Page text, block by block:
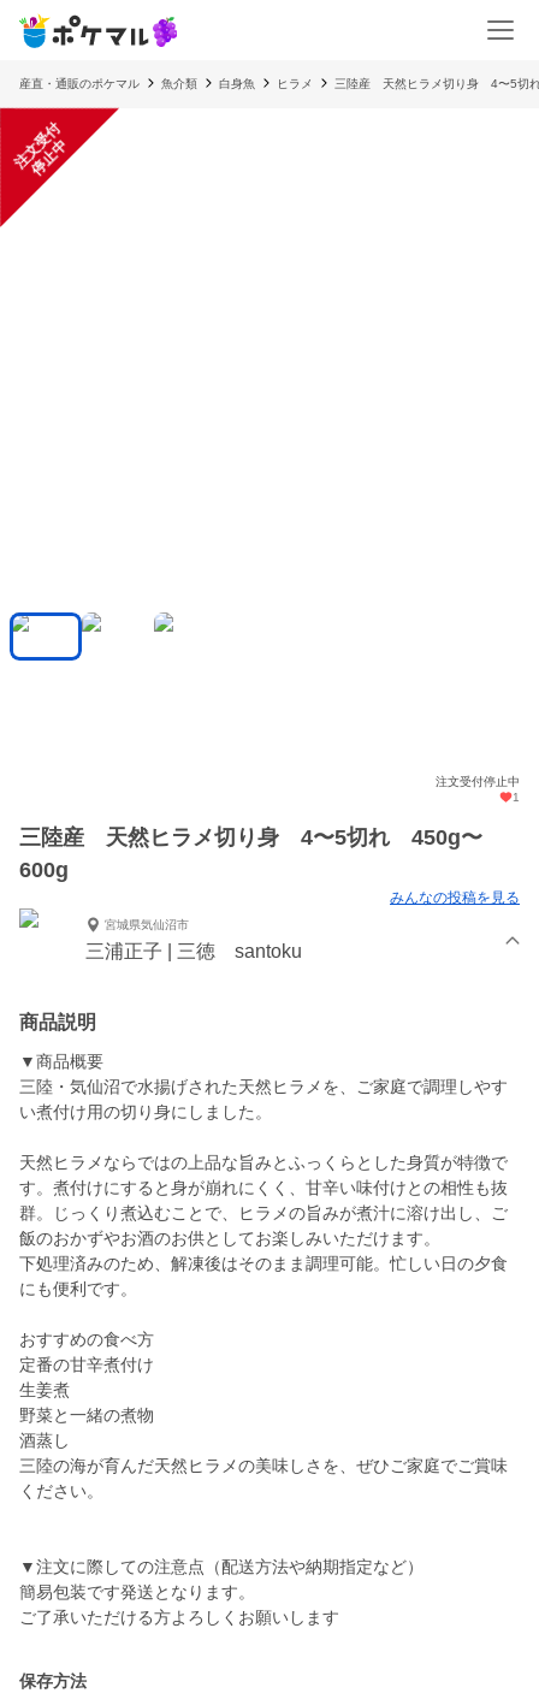
産直・通販のポケマル 魚介類 白身魚 ヒラメ 三陸産 天然ヒラメ切り身 4〜5切
注
文
受
付
停
止
中
注文受付停止中
1
三陸産 天然ヒラメ切り身 4〜5切れ 450g〜
600g
みんなの投稿を見る
宮城県気仙沼市
三浦正子 | 三徳 santoku
商品説明
▼商品概要
三陸・気仙沼で水揚げされた天然ヒラメを、ご家庭で調理しやす
い煮付け用の切り身にしました。
天然ヒラメならではの上品な旨みとふっくらとした身質が特徴で
す。煮付けにすると身が崩れにくく、甘辛い味付けとの相性も抜
群。じっくり煮込むことで、ヒラメの旨みが煮汁に溶け出し、ご
飯のおかずやお酒のお供としてお楽しみいただけます。
下処理済みのため、解凍後はそのまま調理可能。忙しい日の夕食
にも便利です。
おすすめの食べ方
定番の甘辛煮付け
生姜煮
野菜と一緒の煮物
酒蒸し
三陸の海が育んだ天然ヒラメの美味しさを、ぜひご家庭でご賞味
ください。
▼注文に際しての注意点（配送方法や納期指定など）
簡易包装です発送となります。
ご了承いただける方よろしくお願いします
保存方法